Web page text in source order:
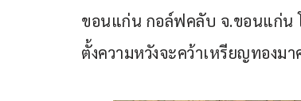
ขอนแก่น กอล์ฟคลับ จ.ขอนแก่น
ตั้งความหวังจะคว้าเหรียญทองม